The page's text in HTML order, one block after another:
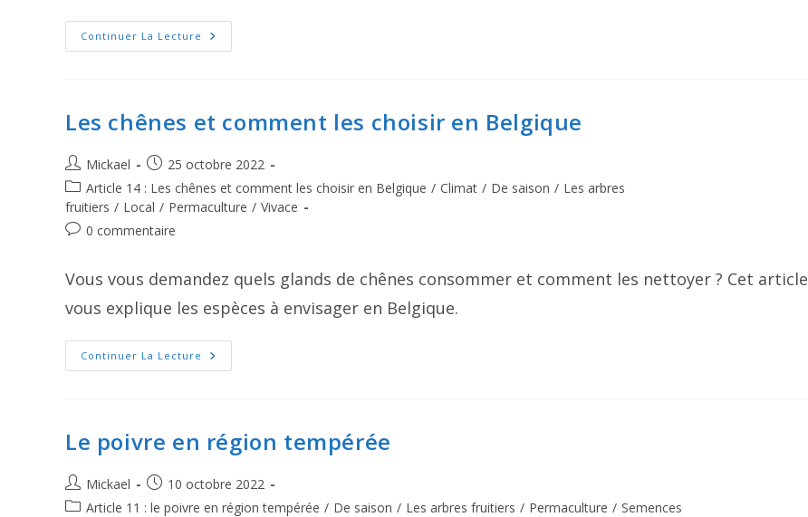
Continuer La Lecture Les
Semis
Les chênes et comment les choisir en Belgique
Auteur/autrice
de
la
publication :
Mickael
Publication
publiée :
25 octobre 2022
Post
category:
Article 14 : Les chênes et comment les choisir en Belgique / Climat / De saison / Les arbres
fruitiers / Local / Permaculture / Vivace
Commentaires
publication :
0 commentaire
Vous vous demandez quels glands de chênes consommer et comment les nettoyer ? Cet article
vous explique les espèces à envisager en Belgique.
Continuer La Lecture Les
Chênes
Belgique
Le poivre en région tempérée
Auteur/autrice
de
Mickael
Publication
publiée :
10 octobre 2022
PostArticle 11 : le poivre en région tempérée / De saison / Les arbres fruitiers / Permaculture / Semences